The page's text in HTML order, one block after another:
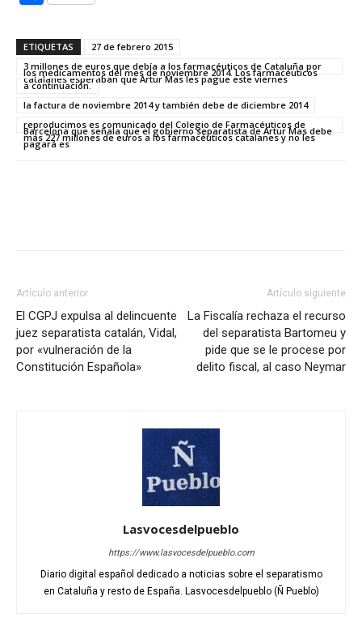
ETIQUETAS
27 de febrero 2015
3 millones de euros que debía a los farmacéuticos de Cataluña por
los medicamentos del mes de noviembre 2014. Los farmacéuticos
catalanes esperaban que Artur Mas les pague este viernes
a continuación.
la factura de noviembre 2014 y también debe de diciembre 2014
reproducimos es comunicado del Colegio de Farmacéuticos de
Barcelona que señala que el gobierno separatista de Artur Mas debe
más 227 millones de euros a los farmacéuticos catalanes y no les
pagará es
Artículo anterior
El CGPJ expulsa al delincuente
juez separatista catalán, Vidal,
por «vulneración de la
Constitución Española»
Artículo siguiente
La Fiscalía rechaza el recurso
del separatista Bartomeu y
pide que se le procese por
delito fiscal, al caso Neymar
Lasvocesdelpueblo
https://www.lasvocesdelpueblo.com
Diario digital español dedicado a noticias sobre el separatismo
en Cataluña y resto de España. Lasvocesdelpueblo (Ñ Pueblo)